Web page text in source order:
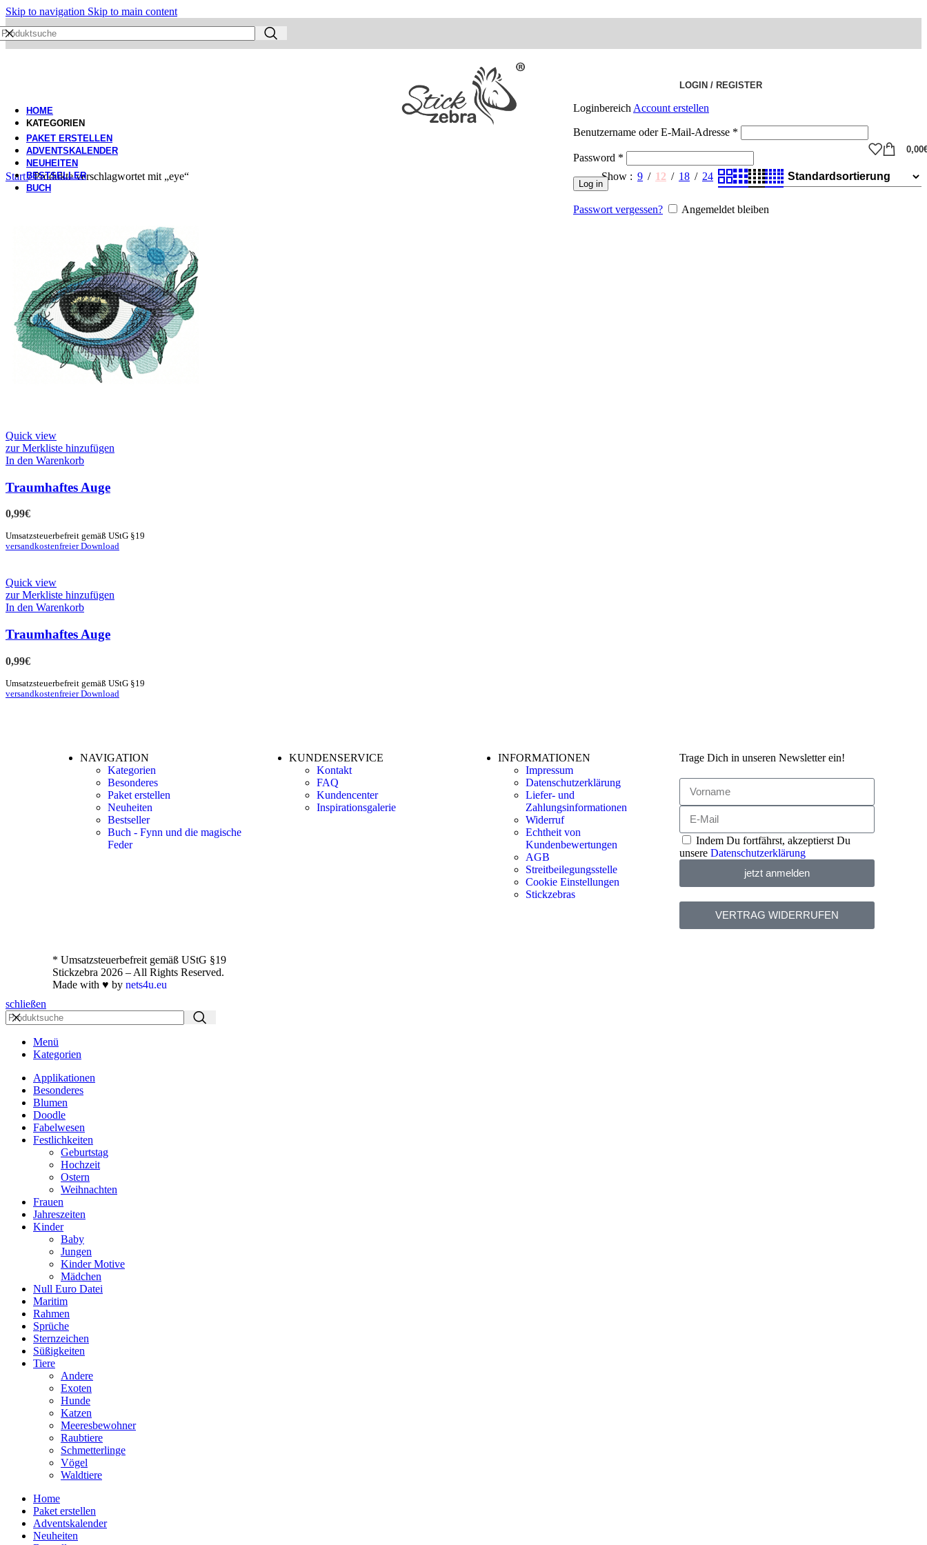
Skip to navigation Skip to main content
HOME
KATEGORIEN
PAKET ERSTELLEN
ADVENTSKALENDER
NEUHEITEN
BESTSELLER
BUCH
LOGIN / REGISTER
Loginbereich Account erstellen
Benutzername oder E-Mail-Adresse *
Password *
Log in
Passwort vergessen? Angemeldet bleiben
0,00
Start/ Produkte verschlagwortet mit „eye“ Show 9 12 18 24
Quick view
zur Merkliste hinzufügen
In den Warenkorb
Traumhaftes Auge
0,99€
Umsatzsteuerbefreit gemäß UStG §19
versandkostenfreier Download
Quick view
zur Merkliste hinzufügen
In den Warenkorb
Traumhaftes Auge
0,99€
Umsatzsteuerbefreit gemäß UStG §19
versandkostenfreier Download
NAVIGATION
Kategorien
Besonderes
Paket erstellen
Neuheiten
Bestseller
Buch - Fynn und die magische
Feder
KUNDENSERVICE
Kontakt
FAQ
Kundencenter
Inspirationsgalerie
INFORMATIONEN
Impressum
Datenschutzerklärung
Liefer- und
Zahlungsinformationen
Widerruf
Echtheit von
Kundenbewertungen
AGB
Streitbeilegungsstelle
Cookie Einstellungen
Stickzebras
Trage Dich in unseren Newsletter ein!
Indem Du fortfährst, akzeptierst Du
unsere Datenschutzerklärung
jetzt anmelden
VERTRAG WIDERRUFEN
* Umsatzsteuerbefreit gemäß UStG §19
Stickzebra 2026 – All Rights Reserved.
Made with ♥ by nets4u.eu
schließen
Menü
Kategorien
Applikationen
Besonderes
Blumen
Doodle
Fabelwesen
Festlichkeiten
Geburtstag
Hochzeit
Ostern
Weihnachten
Frauen
Jahreszeiten
Kinder
Baby
Jungen
Kinder Motive
Mädchen
Null Euro Datei
Maritim
Rahmen
Sprüche
Sternzeichen
Süßigkeiten
Tiere
Andere
Exoten
Hunde
Katzen
Meeresbewohner
Raubtiere
Schmetterlinge
Vögel
Waldtiere
Home
Paket erstellen
Adventskalender
Neuheiten